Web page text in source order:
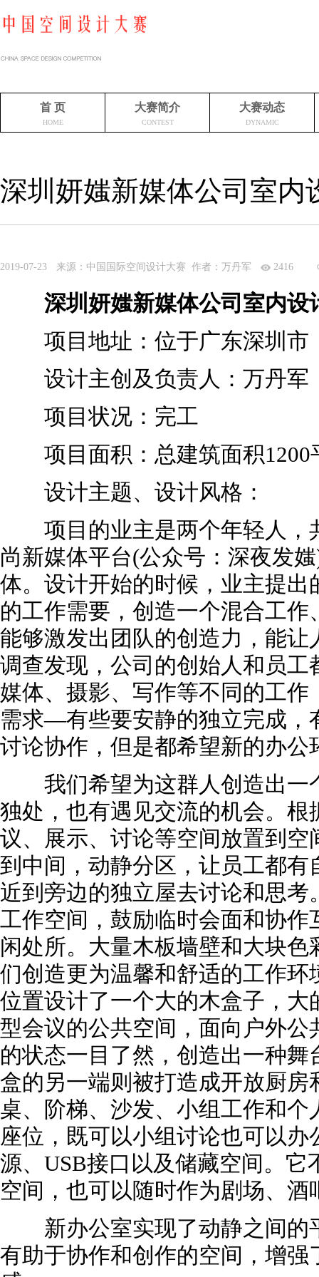
首 页
HOME
大赛简介
CONTEST
大赛动态
DYNAMIC
深圳妍媸新媒体公司室内
2019-07-23 来源：中国国际空间设计大赛 作者：万丹军 2416
深圳妍媸新媒体公司室内设
项目地址：位于广东深圳市
设计主创及负责人：万丹军
项目状况：完工
项目面积：总建筑面积1200
设计主题、设计风格：
项目的业主是两个年轻人，
尚新媒体平台(公众号：深夜发
体。设计开始的时候，业主提
的工作需要，创造一个混合工
能够激发出团队的创造力，能
调查发现，公司的创始人和员工
媒体、摄影、写作等不同的工
需求—有些要安静的独立完成，
讨论协作，但是都希望新的办公
我们希望为这群人创造出一
独处，也有遇见交流的机会。根
议、展示、讨论等空间放置到
到中间，动静分区，让员工都
近到旁边的独立屋去讨论和思
工作空间，鼓励临时会面和协
闲处所。大量木板墙壁和大块
们创造更为温馨和舒适的工作
位置设计了一个大的木盒子，
型会议的公共空间，面向户外
的状态一目了然，创造出一种
盒的另一端则被打造成开放厨
桌、阶梯、沙发、小组工作和
座位，既可以小组讨论也可以
源、USB接口以及储藏空间。
空间，也可以随时作为剧场、酒
新办公室实现了动静之间的
有助于协作和创作的空间，增强